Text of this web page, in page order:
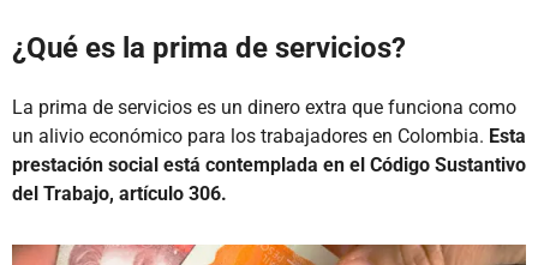
¿Qué es la prima de servicios?
La prima de servicios es un dinero extra que funciona como
un alivio económico para los trabajadores en Colombia. Esta
prestación social está contemplada en el Código Sustantivo
del Trabajo, artículo 306.